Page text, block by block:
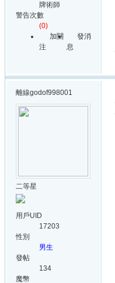
牌術師
警告次數
(0)
加關
注
發消
息
離線godof998001
二等星
用戶UID
17203
性別
男生
發帖
134
魔幣